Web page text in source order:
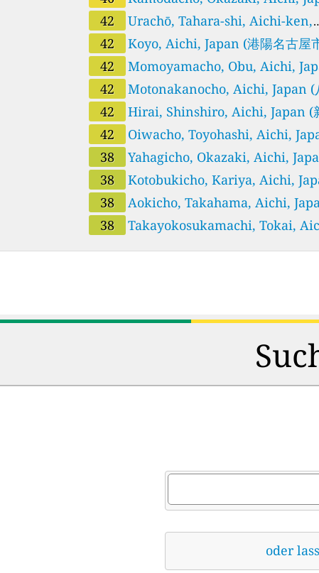
(鴨田岡崎市)
42
Urachō, Tahara-shi, Aichi-ken,
Japan (田原市童浦小学校田原市)
42
Koyo, Aichi, Japan (港陽名古屋
区)42
Momoyamacho, Obu, Aichi,
(大府小学校大府市)
42
Motonakanocho, Aichi, Japan (
幡中学校名古屋市中川区)
42
Hirai, Shinshiro, Aichi, Japan (
城消防署新城市)
42
Oiwacho, Toyohashi, Aichi,
(二川豊橋市)
38
Yahagicho, Okazaki, Aichi,
(矢作岡崎市)
38
Kotobukicho, Kariya, Aichi,
(刈谷市寿町刈谷市)
38
Aokicho, Takahama, Aichi,
(高浜小学校高浜市)
38 Takayokosukamachi, Tokai,
oder